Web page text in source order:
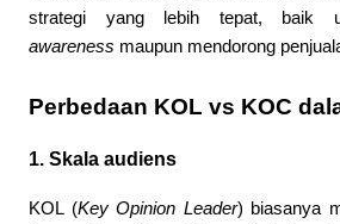
awareness maupun mendorong
Perbedaan KOL vs KOC
1. Skala audiens
KOL (Key Opinion Leader) biasanya